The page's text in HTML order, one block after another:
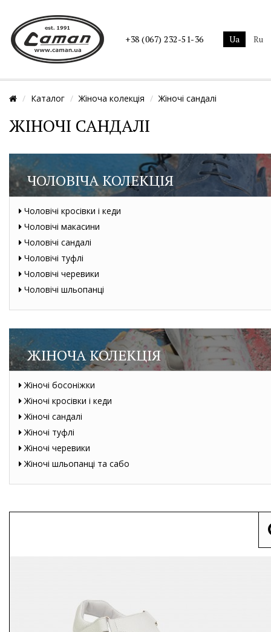
+38 (067) 232-51-36 ua ru
Каталог Жіноча колекція Жіночі сандалі
ЖІНОЧІ САНДАЛІ
ЧОЛОВІЧА КОЛЕКЦІЯ
Чоловічі кросівки і кеди
Чоловічі макасини
Чоловічі сандалі
Чоловічі туфлі
Чоловічі черевики
Чоловічі шльопанці
ЖІНОЧА КОЛЕКЦІЯ
Жіночі босоніжки
Жіночі кросівки і кеди
Жіночі сандалі
Жіночі туфлі
Жіночі черевики
Жіночі шльопанці та сабо